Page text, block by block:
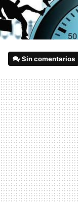
Sin comentarios